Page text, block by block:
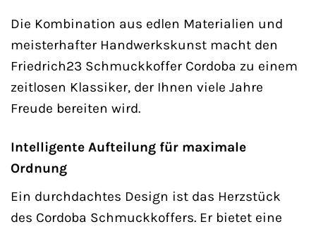
Die Kombination aus edlen Materialien und
meisterhafter Handwerkskunst macht den
Friedrich23 Schmuckkoffer Cordoba zu einem
zeitlosen Klassiker, der Ihnen viele Jahre
Freude bereiten wird.
Intelligente Aufteilung für maximale
Ordnung
Ein durchdachtes Design ist das Herzstück
des Cordoba Schmuckkoffers. Er bietet eine